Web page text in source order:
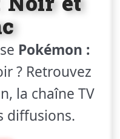
Pokémon :
? Retrouvez
la chaîne TV
diffusions.